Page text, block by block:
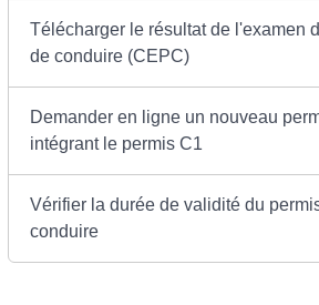
Télécharger le résultat de l'examen
de conduire (CEPC)
Demander en ligne un nouveau
intégrant le permis C1
Vérifier la durée de validité du
conduire